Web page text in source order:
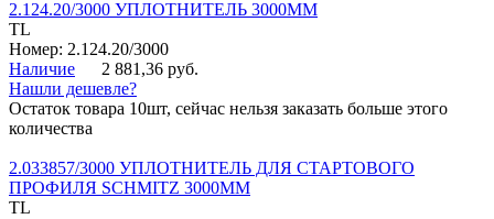
2.124.20/3000 УПЛОТНИТЕЛЬ 3000ММ
TL
Номер: 2.124.20/3000
Наличие
2 881,36 руб.
Нашли дешевле?
Остаток товара 10шт, сейчас нельзя заказать больше этого
количества
2.033857/3000 УПЛОТНИТЕЛЬ ДЛЯ СТАРТОВОГО
ПРОФИЛЯ SCHMITZ 3000ММ
TL